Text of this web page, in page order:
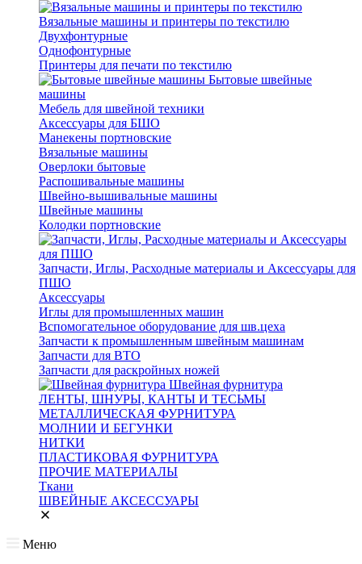
Вязальные машины и принтеры по текстилю
Двухфонтурные
Однофонтурные
Принтеры для печати по текстилю
Бытовые швейные
машины
Мебель для швейной техники
Аксессуары для БШО
Манекены портновские
Вязальные машины
Оверлоки бытовые
Распошивальные машины
Швейно-вышивальные машины
Швейные машины
Колодки портновские
Запчасти, Иглы, Расходные материалы и Аксессуары для
ПШО
Аксессуары
Иглы для промышленных машин
Вспомогательное оборудование для шв.цеха
Запчасти к промышленным швейным машинам
Запчасти для ВТО
Запчасти для раскройных ножей
Швейная фурнитура
ЛЕНТЫ, ШНУРЫ, КАНТЫ И ТЕСЬМЫ
МЕТАЛЛИЧЕСКАЯ ФУРНИТУРА
МОЛНИИ И БЕГУНКИ
НИТКИ
ПЛАСТИКОВАЯ ФУРНИТУРА
ПРОЧИЕ МАТЕРИАЛЫ
Ткани
ШВЕЙНЫЕ АКСЕССУАРЫ
Меню